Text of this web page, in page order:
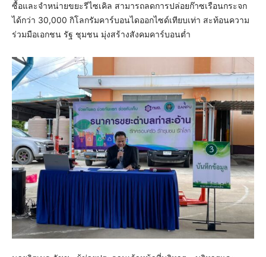
ซื้อและจำหน่ายขยะรีไซเคิล สามารถลดการปล่อยก๊าซเรือนกระจก
ได้กว่า 30,000 กิโลกรัมคาร์บอนไดออกไซด์เทียบเท่า สะท้อนความ
ร่วมมือเอกชน รัฐ ชุมชน มุ่งสร้างสังคมคาร์บอนต่ำ